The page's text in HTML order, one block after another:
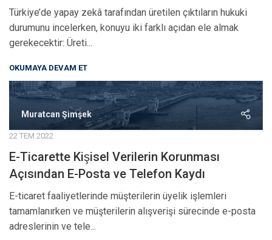
Türkiye’de yapay zekâ tarafından üretilen çıktıların hukuki
durumunu incelerken, konuyu iki farklı açıdan ele almak
gerekecektir: Üreti...
OKUMAYA DEVAM ET
Muratcan Şimşek
22 TEM 2022
E-Ticarette Kişisel Verilerin Korunması
Açısından E-Posta ve Telefon Kaydı
E-ticaret faaliyetlerinde müşterilerin üyelik işlemleri
tamamlanırken ve müşterilerin alışverişi sürecinde e-posta
adreslerinin ve tele...